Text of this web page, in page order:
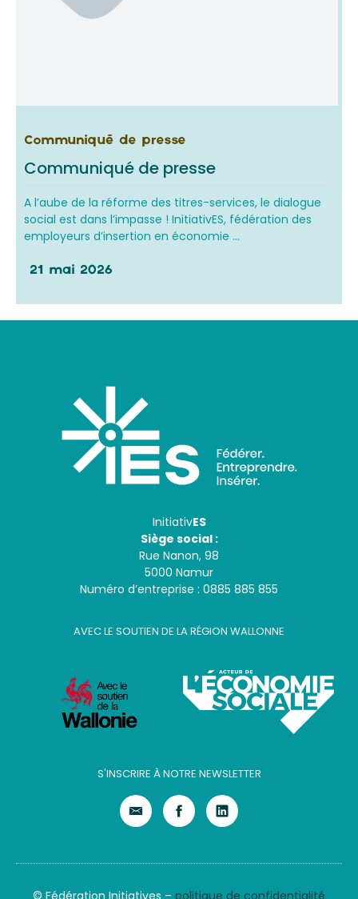
Communiqué de presse
Communiqué de presse
A l’aube de la réforme des titres-services, le dialogue
social est dans l’impasse ! InitiativES, fédération des
employeurs d’insertion en économie ...
21 mai 2026
InitiativES
Siège social :
Rue Nanon, 98
5000 Namur
Numéro d’entreprise : 0885 885 855
AVEC LE SOUTIEN DE LA RÉGION WALLONNE
S'INSCRIRE À NOTRE NEWSLETTER
© Fédération Initiatives – politique de confidentialité